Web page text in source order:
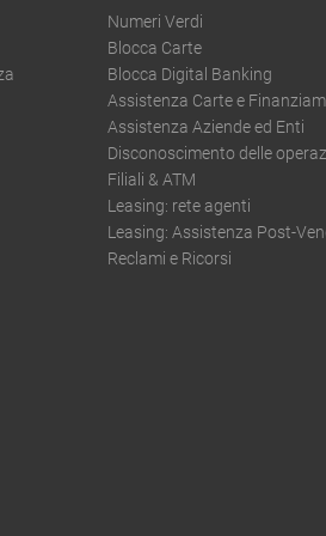
Numeri Verdi
Blocca Carte
Blocca Digital Banking
Assistenza Carte e
Assistenza Aziende ed Enti
Disconoscimento delle
Filiali & ATM
Leasing: rete agenti
Leasing: Assistenza Post-
Reclami e Ricorsi